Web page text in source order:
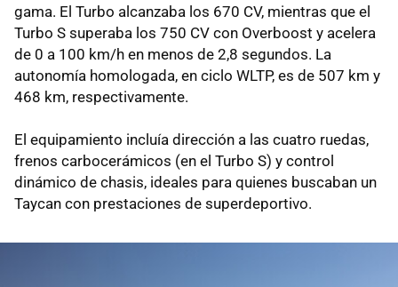
gama. El Turbo alcanzaba los 670 CV, mientras que el
Turbo S superaba los 750 CV con Overboost y acelera
de 0 a 100 km/h en menos de 2,8 segundos. La
autonomía homologada, en ciclo WLTP, es de 507 km y
468 km, respectivamente.
El equipamiento incluía dirección a las cuatro ruedas,
frenos carbocerámicos (en el Turbo S) y control
dinámico de chasis, ideales para quienes buscaban un
Taycan con prestaciones de superdeportivo.